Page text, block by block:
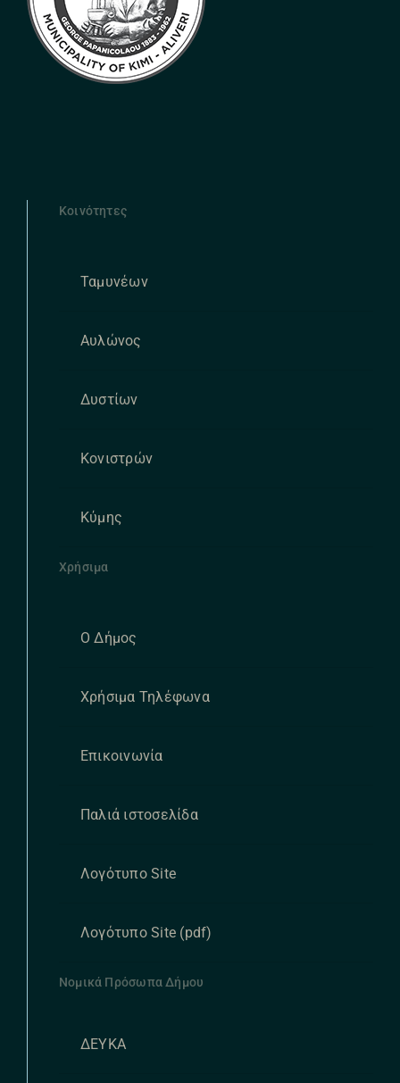
Κοινότητες
Ταμυνέων
Αυλώνος
Δυστίων
Κονιστρών
Κύμης
Χρήσιμα
Ο Δήμος
Χρήσιμα Τηλέφωνα
Επικοινωνία
Παλιά ιστοσελίδα
Λογότυπο Site
Λογότυπο Site (pdf)
Νομικά Πρόσωπα Δήμου
ΔΕΥΚΑ